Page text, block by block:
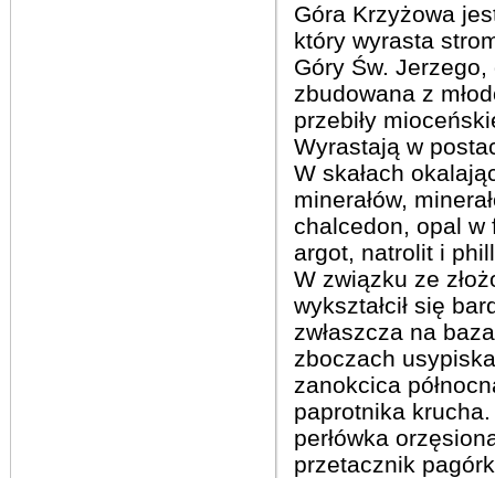
Góra Krzyżowa
który wyrasta
Góry Św.
zbudowana z
przebiły
Wyrastają w
W skałach
minerałów,
chalcedon, opal w
argot, natrolit i
W związku ze
wykształcił się
zwłaszcza na
zboczach
zanokcica
paprotnika
perłówka
przetacznik